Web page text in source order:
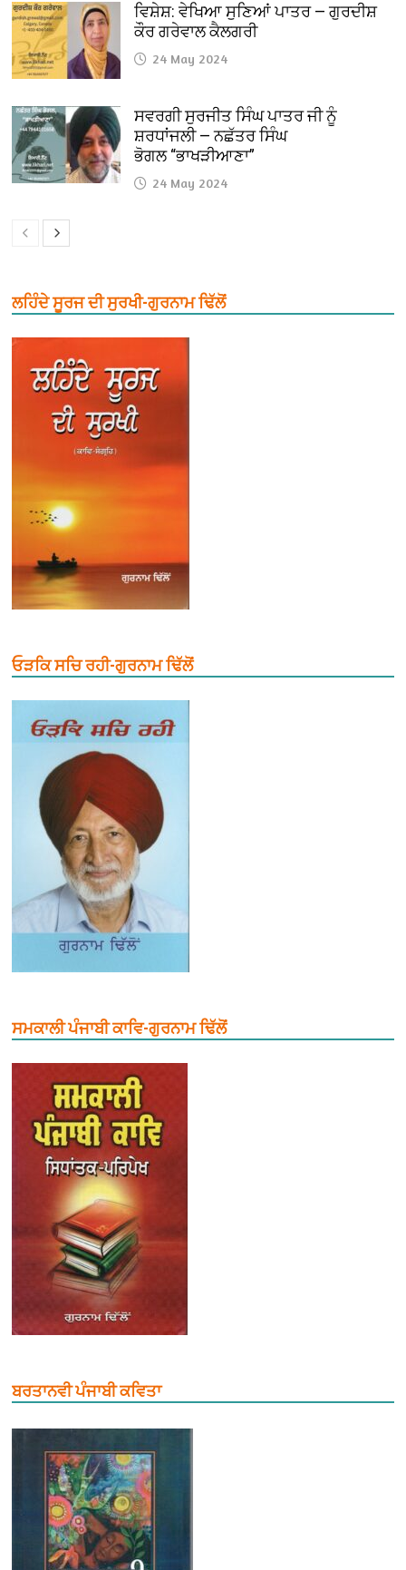
ਵਿਸ਼ੇਸ਼: ਵੇਖਿਆ ਸੁਣਿਆਂ ਪਾਤਰ — ਗੁਰਦੀਸ਼
ਕੌਰ ਗਰੇਵਾਲ ਕੈਲਗਰੀ
24 May 2024
ਸਵਰਗੀ ਸੁਰਜੀਤ ਸਿੰਘ ਪਾਤਰ ਜੀ ਨੂੰ
ਸ਼ਰਧਾਂਜਲੀ — ਨਛੱਤਰ ਸਿੰਘ
ਭੋਗਲ “ਭਾਖੜੀਆਣਾ”
24 May 2024
ਲਹਿੰਦੇ ਸੂਰਜ ਦੀ ਸੁਰਖੀ-ਗੁਰਨਾਮ ਢਿੱਲੋਂ
ਓੜਕਿ ਸਚਿ ਰਹੀ-ਗੁਰਨਾਮ ਢਿੱਲੋਂ
ਸਮਕਾਲੀ ਪੰਜਾਬੀ ਕਾਵਿ-ਗੁਰਨਾਮ ਢਿੱਲੋਂ
ਬਰਤਾਨਵੀ ਪੰਜਾਬੀ ਕਵਿਤਾ